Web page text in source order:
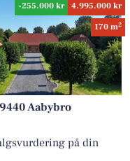
-255.000 kr
4.995.000 kr
170 m2
Aabybro
på din